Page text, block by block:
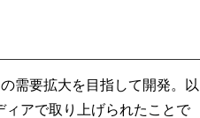
需要拡大を目指して開発。以
アで取り上げられたことで